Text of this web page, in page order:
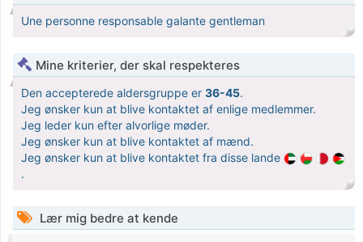
Une personne responsable galante gentleman
Mine kriterier, der skal respekteres
Den accepterede aldersgruppe er 36-45.
Jeg ønsker kun at blive kontaktet af enlige medlemmer.
Jeg leder kun efter alvorlige møder.
Jeg ønsker kun at blive kontaktet af mænd.
Jeg ønsker kun at blive kontaktet fra disse lande
.
Lær mig bedre at kende